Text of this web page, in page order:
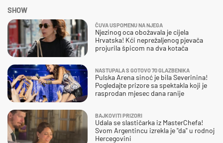
SHOW
ČUVA USPOMENU NA NJEGA
Njezinog oca obožavala je cijela
Hrvatska! Kći neprežaljenog pjevača
projurila špicom na dva kotača
NASTUPALA S GOTOVO 70 GLAZBENIKA
Pulska Arena sinoć je bila Severinina!
Pogledajte prizore sa spektakla koji je
rasprodan mjesec dana ranije
BAJKOVITI PRIZORI
Udala se slastičarka iz MasterChefa!
Svom Argentincu izrekla je "da" u rodnoj
Hercegovini